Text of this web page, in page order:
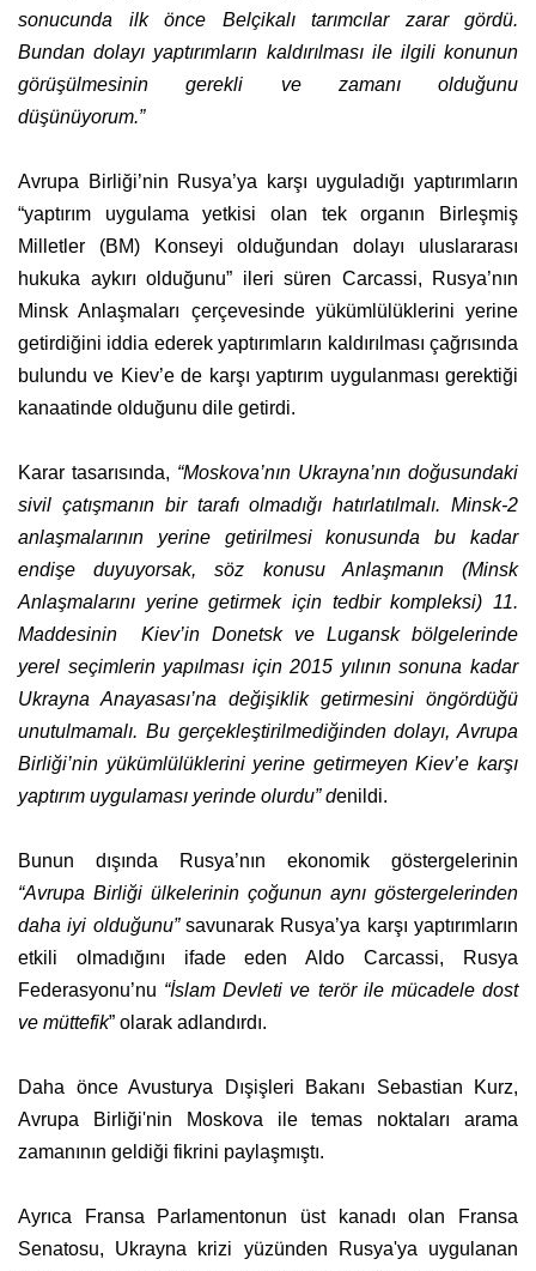
sonucunda ilk önce Belçikalı tarımcılar zarar gördü.
Bundan dolayı yaptırımların kaldırılması ile ilgili konunun
görüşülmesinin gerekli ve zamanı olduğunu
düşünüyorum.”
Avrupa Birliği’nin Rusya’ya karşı uyguladığı yaptırımların
“yaptırım uygulama yetkisi olan tek organın Birleşmiş
Milletler (BM) Konseyi olduğundan dolayı uluslararası
hukuka aykırı olduğunu” ileri süren Carcassi, Rusya’nın
Minsk Anlaşmaları çerçevesinde yükümlülüklerini yerine
getirdiğini iddia ederek yaptırımların kaldırılması çağrısında
bulundu ve Kiev’e de karşı yaptırım uygulanması gerektiği
kanaatinde olduğunu dile getirdi.
Karar tasarısında, “Moskova’nın Ukrayna’nın doğusundaki
sivil çatışmanın bir tarafı olmadığı hatırlatılmalı. Minsk-2
anlaşmalarının yerine getirilmesi konusunda bu kadar
endişe duyuyorsak, söz konusu Anlaşmanın (Minsk
Anlaşmalarını yerine getirmek için tedbir kompleksi) 11.
Maddesinin Kiev’in Donetsk ve Lugansk bölgelerinde
yerel seçimlerin yapılması için 2015 yılının sonuna kadar
Ukrayna Anayasası’na değişiklik getirmesini öngördüğü
unutulmamalı. Bu gerçekleştirilmediğinden dolayı, Avrupa
Birliği’nin yükümlülüklerini yerine getirmeyen Kiev’e karşı
yaptırım uygulaması yerinde olurdu” denildi.
Bunun dışında Rusya’nın ekonomik göstergelerinin
“Avrupa Birliği ülkelerinin çoğunun aynı göstergelerinden
daha iyi olduğunu” savunarak Rusya’ya karşı yaptırımların
etkili olmadığını ifade eden Aldo Carcassi, Rusya
Federasyonu’nu “İslam Devleti ve terör ile mücadele dost
ve müttefik” olarak adlandırdı.
Daha önce Avusturya Dışişleri Bakanı Sebastian Kurz,
Avrupa Birliği'nin Moskova ile temas noktaları arama
zamanının geldiği fikrini paylaşmıştı.
Ayrıca Fransa Parlamentonun üst kanadı olan Fransa
Senatosu, Ukrayna krizi yüzünden Rusya'ya uygulanan